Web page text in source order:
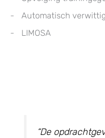
Automatisch
LIMOSA
“De